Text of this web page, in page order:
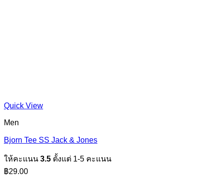
Quick View
Men
Bjorn Tee SS Jack & Jones
ให้คะแนน 3.5 ตั้งแต่ 1-5 คะแนน
฿29.00